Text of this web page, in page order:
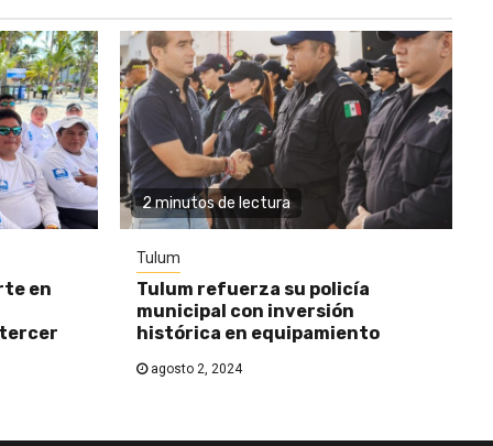
en
2 minutos de lectura
Tulum
Tulum refuerza su policía
municipal con inversión
histórica en equipamiento
agosto 2, 2024